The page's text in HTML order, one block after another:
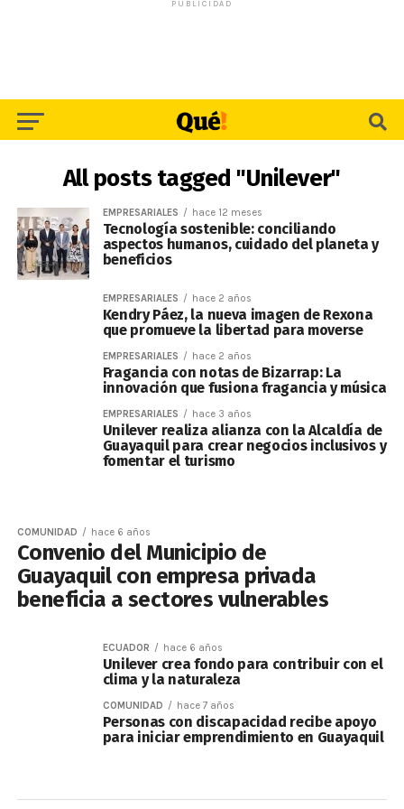
PUBLICIDAD
All posts tagged "Unilever"
EMPRESARIALES hace 12 meses
Tecnología sostenible: conciliando
aspectos humanos, cuidado del planeta y
beneficios
EMPRESARIALES hace 2 años
Kendry Páez, la nueva imagen de Rexona
que promueve la libertad para moverse
EMPRESARIALES hace 2 años
Fragancia con notas de Bizarrap: La
innovación que fusiona fragancia y música
EMPRESARIALES hace 3 años
Unilever realiza alianza con la Alcaldía de
Guayaquil para crear negocios inclusivos y
fomentar el turismo
COMUNIDAD hace 6 años
Convenio del Municipio de
Guayaquil con empresa privada
beneficia a sectores vulnerables
ECUADOR hace 6 años
Unilever crea fondo para contribuir con el
clima y la naturaleza
COMUNIDAD hace 7 años
Personas con discapacidad recibe apoyo
para iniciar emprendimiento en Guayaquil